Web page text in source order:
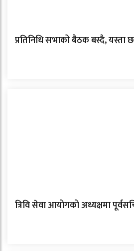
प्रतिनिधि सभाको बैठक बस्दै, यस्ता
त्रिवि सेवा आयोगको अध्यक्षमा